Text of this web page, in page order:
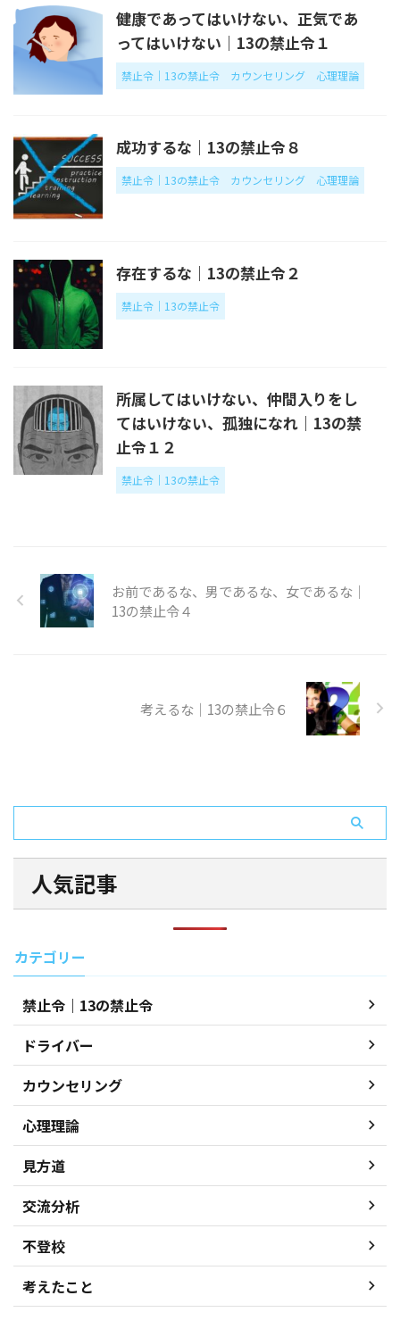
健康であってはいけない、正気であ
ってはいけない｜13の禁止令１
禁止令｜13の禁止令 カウンセリング 心理理論
成功するな｜13の禁止令８
禁止令｜13の禁止令 カウンセリング 心理理論
存在するな｜13の禁止令２
禁止令｜13の禁止令
所属してはいけない、仲間入りをし
てはいけない、孤独になれ｜13の禁
止令１２
禁止令｜13の禁止令
お前であるな、男であるな、女であるな｜
13の禁止令４
考えるな｜13の禁止令６
人気記事
カテゴリー
禁止令｜13の禁止令
ドライバー
カウンセリング
心理理論
見方道
交流分析
不登校
考えたこと